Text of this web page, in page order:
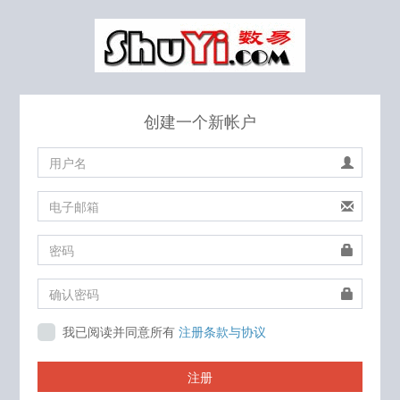
创建一个新帐户
我已阅读并同意所有注册条款与协议
注册